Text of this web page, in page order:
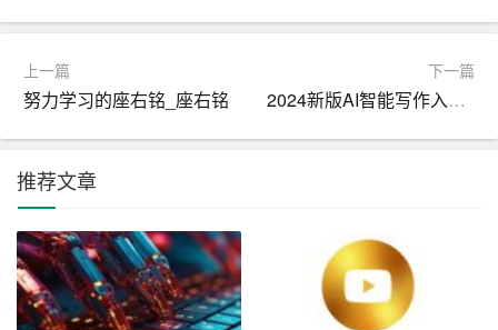
1.积极参与团队活动，提高团队凝聚力和协作能力。
2.与同事分享销售经验和技巧，共同进步。
出贡献。
五、工作态度与效率
1.保持积极的工作态度，对待每一个客户都要耐心、细
心、热情。
上一篇
努力学习的座右铭_座右铭
下一篇
2024新版AI智能写作入口，助您快速生成高质量内容
推荐文章